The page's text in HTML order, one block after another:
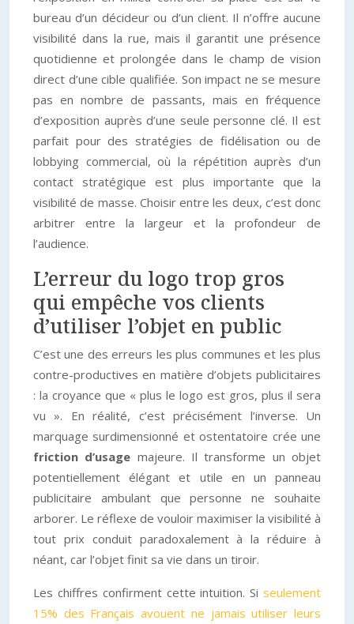
bureau d’un décideur ou d’un client. Il n’offre aucune
visibilité dans la rue, mais il garantit une présence
quotidienne et prolongée dans le champ de vision
direct d’une cible qualifiée. Son impact ne se mesure
pas en nombre de passants, mais en fréquence
d’exposition auprès d’une seule personne clé. Il est
parfait pour des stratégies de fidélisation ou de
lobbying commercial, où la répétition auprès d’un
contact stratégique est plus importante que la
visibilité de masse. Choisir entre les deux, c’est donc
arbitrer entre la largeur et la profondeur de
l’audience.
L’erreur du logo trop gros
qui empêche vos clients
d’utiliser l’objet en public
C’est une des erreurs les plus communes et les plus
contre-productives en matière d’objets publicitaires
: la croyance que « plus le logo est gros, plus il sera
vu ». En réalité, c’est précisément l’inverse. Un
marquage surdimensionné et ostentatoire crée une
friction d’usage majeure. Il transforme un objet
potentiellement élégant et utile en un panneau
publicitaire ambulant que personne ne souhaite
arborer. Le réflexe de vouloir maximiser la visibilité à
tout prix conduit paradoxalement à la réduire à
néant, car l’objet finit sa vie dans un tiroir.
Les chiffres confirment cette intuition. Si seulement
15% des Français avouent ne jamais utiliser leurs